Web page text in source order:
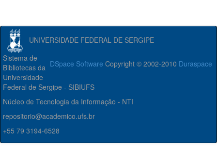
UNIVERSIDADE FEDERAL DE SERGIPE
DSpace Software Copyright © 2002-2010 Duraspace
Sistema de
Bibliotecas da
Universidade
Federal de Sergipe - SIBIUFS
Núcleo de Tecnologia da Informação - NTI
repositorio@academico.ufs.br
+55 79 3194-6528